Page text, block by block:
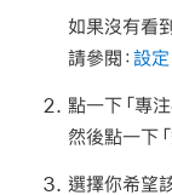
如果沒有看
請參閱：設定
點一下「專
然後點一下「
選擇你希望